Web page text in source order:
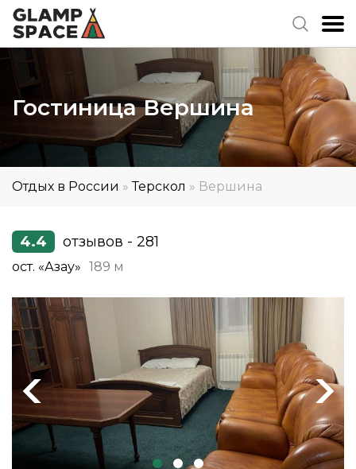
Гостиница Вершина
Отдых в России »Терскол » Вершина
4.4 отзывов - 281
ост. «Азау» 189 м
Previous Next